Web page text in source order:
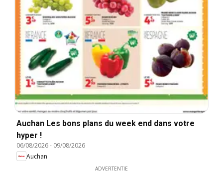
Auchan Les bons plans du week end dans votre
hyper !
06/08/2026- 09/08/2026
Auchan
ADVERTENTIE